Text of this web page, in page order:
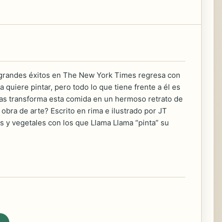
éxitos en The New York Times regresa con
quiere pintar, pero todo lo que tiene frente a él es
transforma esta comida en un hermoso retrato de
de arte? Escrito en rima e ilustrado por JT
vegetales con los que Llama Llama “pinta” su